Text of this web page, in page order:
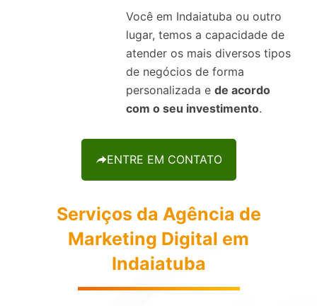
Você em Indaiatuba ou outro
lugar, temos a capacidade de
atender os mais diversos tipos
de negócios de forma
personalizada e de acordo
com o seu investimento.
ENTRE EM CONTATO
Serviços da Agência de
Marketing Digital em
Indaiatuba